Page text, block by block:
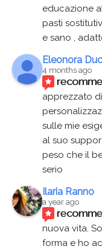
educazione
pasti
e sano ,
Eleonora
4 months ago
apprezzato
sulle mie
al suo
peso che il
serio
Ilaria Ranno
a year ago
nuova vita.
forma e ho